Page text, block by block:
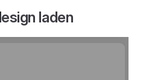
laden